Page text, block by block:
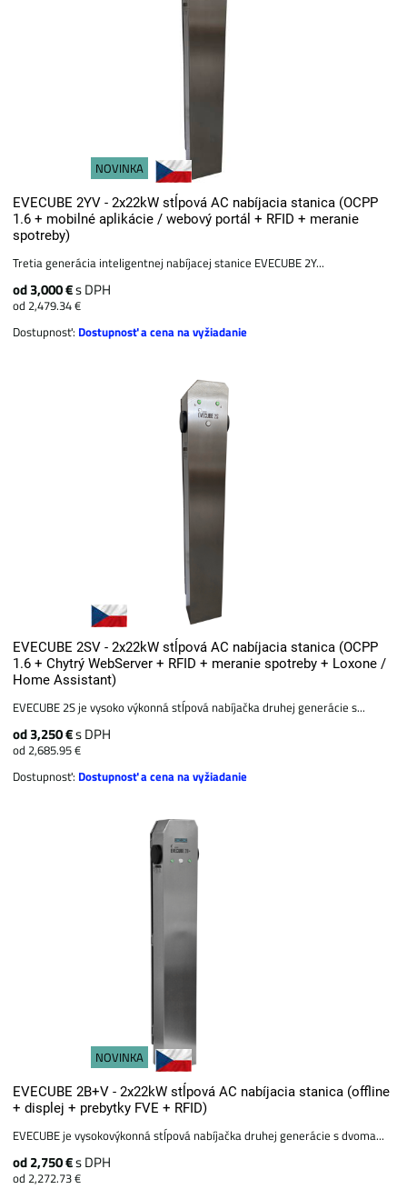
NOVINKA
EVECUBE 2YV - 2x22kW stĺpová AC nabíjacia stanica (OCPP
1.6 + mobilné aplikácie / webový portál + ​​RFID + meranie
spotreby)
Tretia generácia inteligentnej nabíjacej stanice EVECUBE 2Y...
od 3,000 €s DPH
od 2,479.34 €
Dostupnosť: Dostupnosť a cena na vyžiadanie
EVECUBE 2SV - 2x22kW stĺpová AC nabíjacia stanica (OCPP
1.6 + Chytrý WebServer + RFID + meranie spotreby + Loxone /
Home Assistant)
EVECUBE 2S je vysoko výkonná stĺpová nabíjačka druhej generácie s...
od 3,250 €s DPH
od 2,685.95 €
Dostupnosť: Dostupnosť a cena na vyžiadanie
NOVINKA
EVECUBE 2B+V - 2x22kW stĺpová AC nabíjacia stanica (offline
+ displej + prebytky FVE + RFID)
EVECUBE je vysokovýkonná stĺpová nabíjačka druhej generácie s dvoma...
od 2,750 €s DPH
od 2,272.73 €